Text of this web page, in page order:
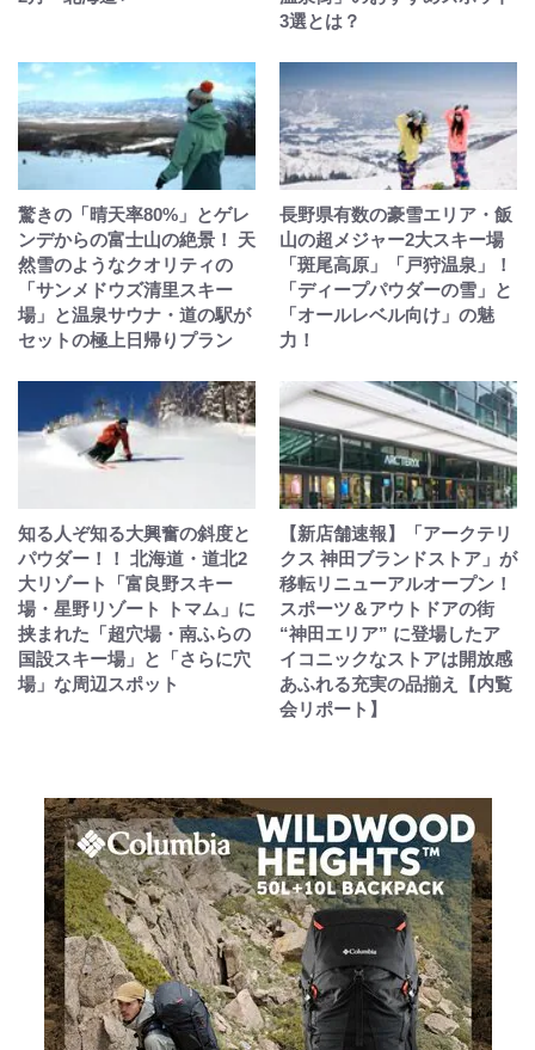
3選とは？
驚きの「晴天率80%」とゲレ
ンデからの富士山の絶景！ 天
然雪のようなクオリティの
「サンメドウズ清里スキー
場」と温泉サウナ・道の駅が
セットの極上日帰りプラン
長野県有数の豪雪エリア・飯
山の超メジャー2大スキー場
「斑尾高原」「戸狩温泉」！
「ディープパウダーの雪」と
「オールレベル向け」の魅
力！
知る人ぞ知る大興奮の斜度と
パウダー！！ 北海道・道北2
大リゾート「富良野スキー
場・星野リゾート トマム」に
挟まれた「超穴場・南ふらの
国設スキー場」と「さらに穴
場」な周辺スポット
【新店舗速報】「アークテリ
クス 神田ブランドストア」が
移転リニューアルオープン！
スポーツ＆アウトドアの街
“神田エリア” に登場したア
イコニックなストアは開放感
あふれる充実の品揃え【内覧
会リポート】